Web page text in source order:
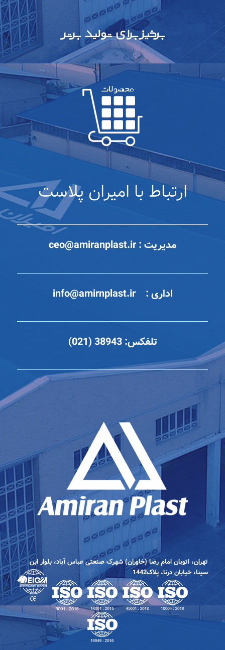
ارتباط با امیران پلاست
مدیریت :ceo@amiranplast.ir
اداری :info@amirnplast.ir
تلفکس:38943 (021)
تهران، اتوبان امام رضا (خاوران) شهرک صنعتی عباس آباد، بلوار ابن
سینا، خیابان درنا، پلاک1442